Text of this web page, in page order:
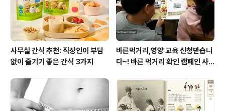
사무실 간식 추천: 직장인이 부담
없이 즐기기 좋은 간식 3가지
바른먹거리,영양 교육 신청받습니
다~! 바른 먹거리 확인 캠페인 사